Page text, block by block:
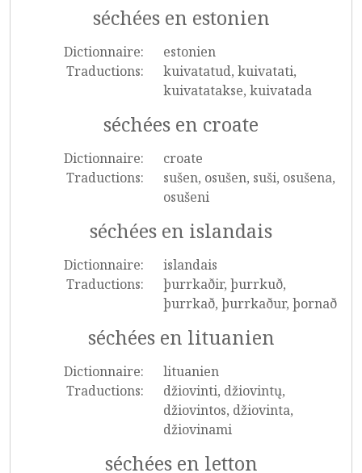
séchées en estonien
Dictionnaire:
estonien
Traductions:
kuivatatud, kuivatati,
kuivatatakse, kuivatada
séchées en croate
Dictionnaire:
croate
Traductions:
sušen, osušen, suši, osušena,
osušeni
séchées en islandais
Dictionnaire:
islandais
Traductions:
þurrkaðir, þurrkuð,
þurrkað, þurrkaður, þornað
séchées en lituanien
Dictionnaire:
lituanien
Traductions:
džiovinti, džiovintų,
džiovintos, džiovinta,
džiovinami
séchées en letton